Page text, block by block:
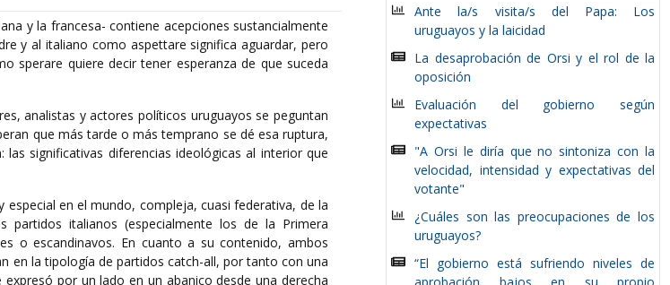
y la francesa- contiene acepciones sustancialmente
y al italiano como aspettare significa aguardar, pero
sperare quiere decir tener esperanza de que suceda
analistas y actores políticos uruguayos se peguntan
que más tarde o más temprano se dé esa ruptura,
significativas diferencias ideológicas al interior que
en el mundo, compleja, cuasi federativa, de la
italianos (especialmente los de la Primera
o escandinavos. En cuanto a su contenido, ambos
en la tipología de partidos catch-all, por tanto con una
por un lado en un abanico desde una derecha
Ante la/s visita/s del Papa: Los
uruguayos y la laicidad
La desaprobación de Orsi y el rol de la
oposición
Evaluación del gobierno según
expectativas
"A Orsi le diría que no sintoniza con la
velocidad, intensidad y expectativas del
votante"
¿Cuáles son las preocupaciones de los
uruguayos?
“El gobierno está sufriendo niveles de